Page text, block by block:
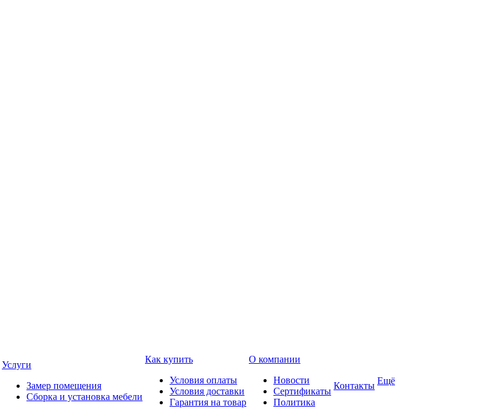
Услуги
Замер помещения
Сборка и установка мебели
Как купить
Условия оплаты
Условия доставки
Гарантия на товар
О компании
Новости
Сертификаты
Политика
Контакты Ещё